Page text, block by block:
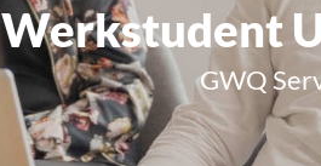
Werkstudent
GWQ